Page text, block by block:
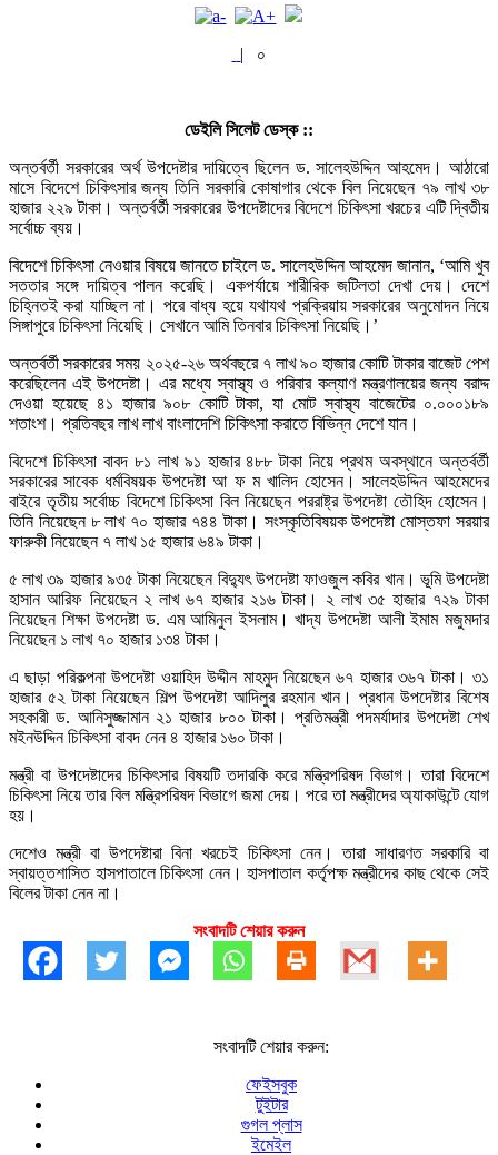
| ০
ডেইলি সিলেট ডেস্ক ::
অন্তর্বর্তী সরকারের অর্থ উপদেষ্টার দায়িত্বে ছিলেন ড. সালেহউদ্দিন আহমেদ। আঠারো
মাসে বিদেশে চিকিৎসার জন্য তিনি সরকারি কোষাগার থেকে বিল নিয়েছেন ৭৯ লাখ ৩৮
হাজার ২২৯ টাকা। অন্তর্বর্তী সরকারের উপদেষ্টাদের বিদেশে চিকিৎসা খরচের এটি দ্বিতীয়
সর্বোচ্চ ব্যয়।
বিদেশে চিকিৎসা নেওয়ার বিষয়ে জানতে চাইলে ড. সালেহউদ্দিন আহমেদ জানান, ‘আমি খুব
সততার সঙ্গে দায়িত্ব পালন করেছি। একপর্যায়ে শারীরিক জটিলতা দেখা দেয়। দেশে
চিহ্নিতই করা যাচ্ছিল না। পরে বাধ্য হয়ে যথাযথ প্রক্রিয়ায় সরকারের অনুমোদন নিয়ে
সিঙ্গাপুরে চিকিৎসা নিয়েছি। সেখানে আমি তিনবার চিকিৎসা নিয়েছি।’
অন্তর্বর্তী সরকারের সময় ২০২৫-২৬ অর্থবছরে ৭ লাখ ৯০ হাজার কোটি টাকার বাজেট পেশ
করেছিলেন এই উপদেষ্টা। এর মধ্যে স্বাস্থ্য ও পরিবার কল্যাণ মন্ত্রণালয়ের জন্য বরাদ্দ
দেওয়া হয়েছে ৪১ হাজার ৯০৮ কোটি টাকা, যা মোট স্বাস্থ্য বাজেটের ০.০০০১৮৯
শতাংশ। প্রতিবছর লাখ লাখ বাংলাদেশি চিকিৎসা করাতে বিভিন্ন দেশে যান।
বিদেশে চিকিৎসা বাবদ ৮১ লাখ ৯১ হাজার ৪৮৮ টাকা নিয়ে প্রথম অবস্থানে অন্তর্বর্তী
সরকারের সাবেক ধর্মবিষয়ক উপদেষ্টা আ ফ ম খালিদ হোসেন। সালেহউদ্দিন আহমেদের
বাইরে তৃতীয় সর্বোচ্চ বিদেশে চিকিৎসা বিল নিয়েছেন পররাষ্ট্র উপদেষ্টা তৌহিদ হোসেন।
তিনি নিয়েছেন ৮ লাখ ৭০ হাজার ৭৪৪ টাকা। সংস্কৃতিবিষয়ক উপদেষ্টা মোস্তফা সরয়ার
ফারুকী নিয়েছেন ৭ লাখ ১৫ হাজার ৬৪৯ টাকা।
৫ লাখ ৩৯ হাজার ৯৩৫ টাকা নিয়েছেন বিদ্যুৎ উপদেষ্টা ফাওজুল কবির খান। ভূমি উপদেষ্টা
হাসান আরিফ নিয়েছেন ২ লাখ ৬৭ হাজার ২১৬ টাকা। ২ লাখ ৩৫ হাজার ৭২৯ টাকা
নিয়েছেন শিক্ষা উপদেষ্টা ড. এম আমিনুল ইসলাম। খাদ্য উপদেষ্টা আলী ইমাম মজুমদার
নিয়েছেন ১ লাখ ৭০ হাজার ১৩৪ টাকা।
এ ছাড়া পরিকল্পনা উপদেষ্টা ওয়াহিদ উদ্দীন মাহমুদ নিয়েছেন ৬৭ হাজার ৩৬৭ টাকা। ৩১
হাজার ৫২ টাকা নিয়েছেন শিল্প উপদেষ্টা আদিলুর রহমান খান। প্রধান উপদেষ্টার বিশেষ
সহকারী ড. আনিসুজ্জামান ২১ হাজার ৮০০ টাকা। প্রতিমন্ত্রী পদমর্যাদার উপদেষ্টা শেখ
মইনউদ্দিন চিকিৎসা বাবদ নেন ৪ হাজার ১৬০ টাকা।
মন্ত্রী বা উপদেষ্টাদের চিকিৎসার বিষয়টি তদারকি করে মন্ত্রিপরিষদ বিভাগ। তারা বিদেশে
চিকিৎসা নিয়ে তার বিল মন্ত্রিপরিষদ বিভাগে জমা দেয়। পরে তা মন্ত্রীদের অ্যাকাউন্টে যোগ
হয়।
দেশেও মন্ত্রী বা উপদেষ্টারা বিনা খরচেই চিকিৎসা নেন। তারা সাধারণত সরকারি বা
স্বায়ত্তশাসিত হাসপাতালে চিকিৎসা নেন। হাসপাতাল কর্তৃপক্ষ মন্ত্রীদের কাছ থেকে সেই
বিলের টাকা নেন না।
সংবাদটি শেয়ার করুন
সংবাদটি শেয়ার করুন:
ফেইসবুক
টুইটার
গুগল প্লাস
ইমেইল